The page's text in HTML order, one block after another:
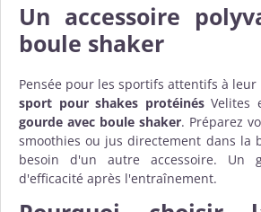
Un accessoire
boule shaker
Pensée pour les sportifs attentifs à
sport pour shakes protéinésVelites
gourde avec boule shaker. Préparez
smoothies ou jus directement dans la
besoin d'un autre accessoire. Un
d'efficacité après l'entraînement.